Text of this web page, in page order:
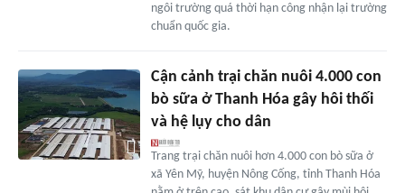
ngôi trường quá thời hạn công nhận lại trường
chuẩn quốc gia.
Cận cảnh trại chăn nuôi 4.000 con
bò sữa ở Thanh Hóa gây hôi thối
và hệ lụy cho dân
Trang trại chăn nuôi hơn 4.000 con bò sữa ở
xã Yên Mỹ, huyện Nông Cống, tỉnh Thanh Hóa